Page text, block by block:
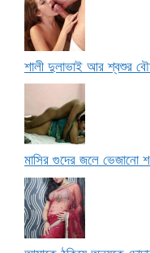
শালী দুলাভাই আর শ্বশুর
মাসির গুদের জলে ভেজানো